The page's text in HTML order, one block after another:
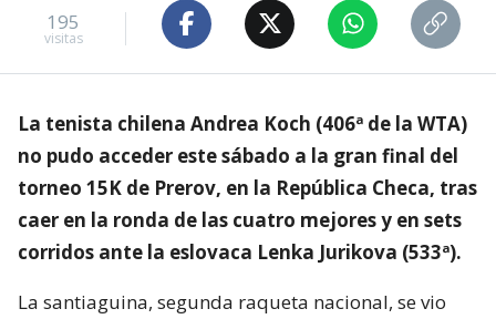
195
visitas
La tenista chilena Andrea Koch (406ª de la WTA)
no pudo acceder este sábado a la gran final del
torneo 15K de Prerov, en la República Checa, tras
caer en la ronda de las cuatro mejores y en sets
corridos ante la eslovaca Lenka Jurikova (533ª).
La santiaguina, segunda raqueta nacional, se vio